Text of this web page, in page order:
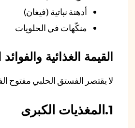
أدهنة نباتية (فيغان)
منكّهات في الحلويات
القيمة الغذائية
لا يقتصر الفستق الحلبي مفتوح
1.المغذيات الكبرى